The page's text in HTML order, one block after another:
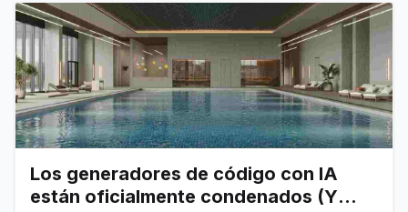
Los generadores de código con IA
están oficialmente condenados (Y